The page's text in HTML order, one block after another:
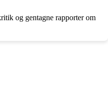
og gentagne rapporter om